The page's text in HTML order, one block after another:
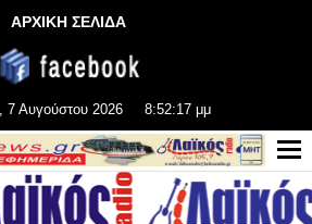
ΑΡΧΙΚΗ ΣΕΛΙΔΑ
7 Αυγούστου 2026 8:52:18 μμ